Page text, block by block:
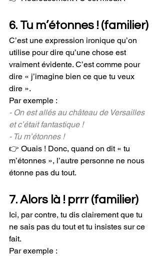
6. Tu m’étonnes ! (familier)
C’est une expression ironique qu’on
utilise pour dire qu’une chose est
vraiment évidente. C’est comme pour
dire « j’imagine bien ce que tu veux
dire ».
Par exemple :
- On est allés au château de Versailles
et c’était fantastique !
- Tu m’étonnes !
👉 Ouais ! Donc, quand on dit « tu
m’étonnes », l’autre personne ne nous
étonne pas du tout.
7. Alors là ! prrr (familier)
Ici, par contre, tu dis clairement que tu
ne sais pas du tout et tu insistes sur ce
fait.
Par exemple :